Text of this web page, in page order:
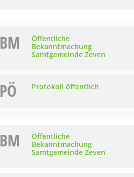
BM
Öffentliche
Bekanntmachung
Samtgemeinde Zeven
PÖ Protokoll öffentlich
BM
Öffentliche
Bekanntmachung
Samtgemeinde Zeven